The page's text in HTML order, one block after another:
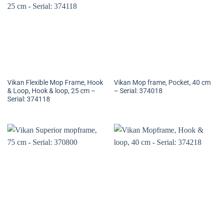
Vikan Flexible Mop Frame, Hook
& Loop, Hook & loop, 25 cm –
Serial: 374118
Vikan Mop frame, Pocket, 40 cm
– Serial: 374018